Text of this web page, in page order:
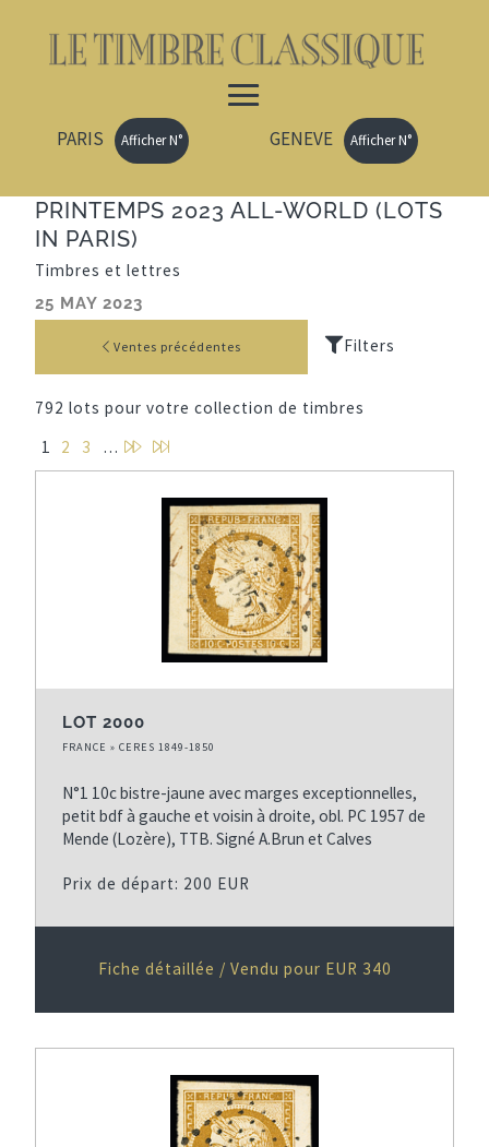
PARIS Afficher N° GENEVE Afficher N°
PRINTEMPS 2023 ALL-WORLD (LOTS
IN PARIS)
Timbres et lettres
25 MAY 2023
Ventes précédentes
792 lots pour votre collection de timbres
1
2 3 …
P
a
t
e
D
e
r
n
i
è
e
e
LOT 2000
FRANCE » CERES 1849-1850
N°1 10c bistre-jaune avec marges exceptionnelles,
petit bdf à gauche et voisin à droite, obl. PC 1957 de
Mende (Lozère), TTB. Signé A.Brun et Calves
Prix de départ: 200 EUR
Fiche détaillée / Vendu pour EUR 340